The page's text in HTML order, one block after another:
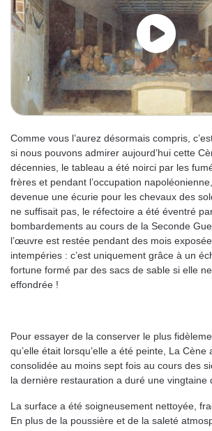
Comme vous l’aurez désormais compris,
si nous pouvons admirer aujourd’hui cette
décennies, le tableau a été noirci par les
frères et pendant l’occupation
devenue une écurie pour les chevaux des
ne suffisait pas, le réfectoire a été éventré
bombardements au cours de la Seconde
l’œuvre est restée pendant des mois
intempéries : c’est uniquement grâce à un
fortune formé par des sacs de sable si elle ne
effondrée !
Pour essayer de la conserver le plus
qu’elle était lorsqu’elle a été peinte, La
consolidée au moins sept fois au cours des
la dernière restauration a duré une vingtaine
La surface a été soigneusement nettoyée,
En plus de la poussière et de la saleté